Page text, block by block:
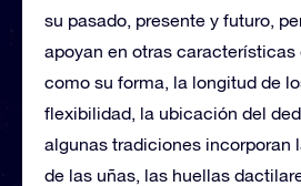
su pasado, presente y futuro,
apoyan en otras características
como su forma, la longitud de
flexibilidad, la ubicación del
algunas tradiciones incorporan
de las uñas, las huellas